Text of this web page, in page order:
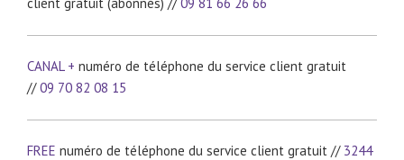
CANAL + numéro de téléphone du service client gratuit
//09 70 82 08 15
FREE numéro de téléphone du service client gratuit // 3244